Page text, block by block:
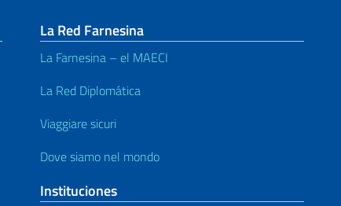
La Red Farnesina
La Farnesina – el MAECI
La Red Diplomática
Viaggiare sicuri
Dove siamo nel mondo
Instituciones